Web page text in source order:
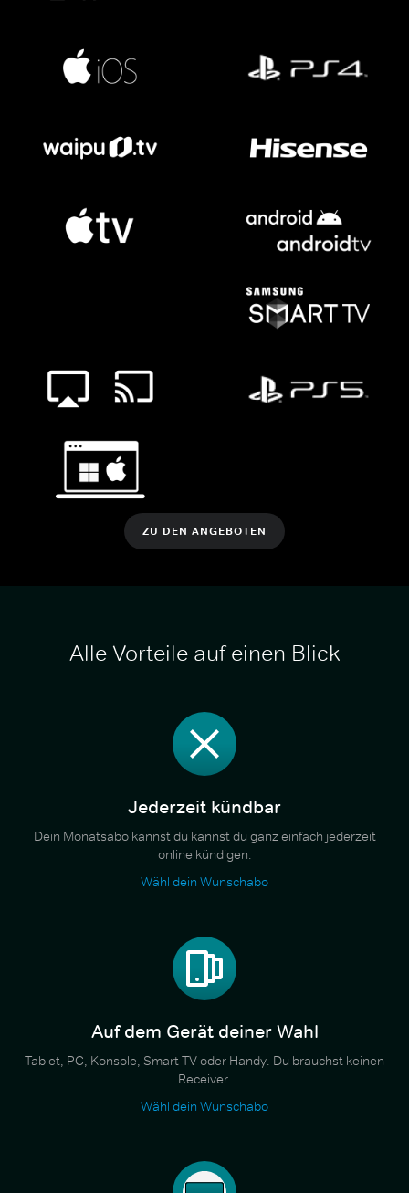
ZU DEN ANGEBOTEN
Alle Vorteile auf einen Blick
Jederzeit kündbar
Dein Monatsabo kannst du kannst du ganz einfach jederzeit
online kündigen.
Wähl dein Wunschabo
Auf dem Gerät deiner Wahl
Tablet, PC, Konsole, Smart TV oder Handy. Du brauchst keinen
Receiver.
Wähl dein Wunschabo